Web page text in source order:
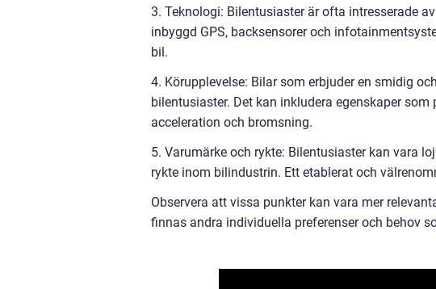
3. Teknologi: Bilentusiaster är ofta intresserade
inbyggd GPS, backsensorer och
bil.
4. Körupplevelse: Bilar som erbjuder en smidig
bilentusiaster. Det kan inkludera egenskaper
acceleration och bromsning.
5. Varumärke och rykte: Bilentusiaster kan vara
rykte inom bilindustrin. Ett etablerat och
Observera att vissa punkter kan vara mer
finnas andra individuella preferenser och behov